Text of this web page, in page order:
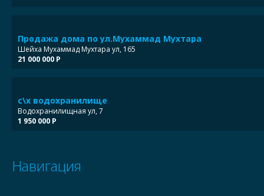
Продажа дома по ул.Мухаммад Мухтара
Шейха Мухаммад Мухтара ул, 165
21 000 000 Р
с\х водохранилище
Водохранилищная ул, 7
1 950 000 Р
Навигация